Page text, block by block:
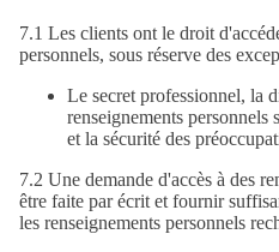
7.1 Les clients ont le droit
personnels, sous réserve des
Le secret professionnel, la
renseignements personnels
et la sécurité des
7.2 Une demande d'accès à des
être faite par écrit et fournir
les renseignements personnels